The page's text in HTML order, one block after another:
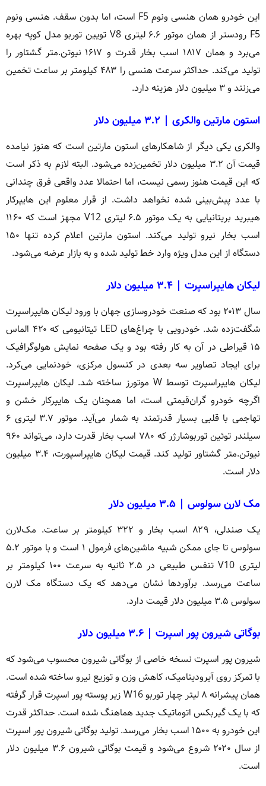
این خودرو همان هنسی ونوم F5 است، اما بدون سقف. هنسی ونوم
F5 رودستر از همان موتور ۶.۶ لیتری V8 تویین توربو مدل کوپه بهره
می‌برد و همان ۱۸۱۷ اسب بخار قدرت و ۱۶۱۷ نیوتن.متر گشتاور را
تولید می‌کند. حداکثر سرعت هنسی را ۴۸۳ کیلومتر بر ساعت تخمین
می‌زنند و ۳ میلیون دلار هزینه دارد.
استون مارتین والکری | ۳.۲ میلیون دلار
والکری یکی دیگر از شاهکارهای استون مارتین است که هنوز نیامده
قیمت آن ۳.۲ میلیون دلار تخمین‌زده می‌شود. البته لازم به ذکر است
که این قیمت هنوز رسمی نیست، اما احتمالا عدد واقعی فرق چندانی
با عدد پیش‌بینی شده نخواهد داشت. از قرار معلوم این هایپرکار
هیبرید بریتانیایی به یک موتور ۶.۵ لیتری V12 مجهز است که ۱۱۶۰
اسب بخار نیرو تولید می‌کند. استون مارتین اعلام کرده تنها ۱۵۰
دستگاه از این مدل ویژه وارد خط تولید شده و به بازار عرضه می‌شود.
لیکان هایپراسپرت | ۳.۴ میلیون دلار
سال ۲۰۱۳ بود که صنعت خودروسازی جهان با ورود لیکان هایپراسپرت
شگفت‌زده شد. خودرویی با چراغ‌های LED تیتانیومی که ۴۲۰ الماس
۱۵ قیراطی در آن به کار رفته بود و یک صفحه نمایش هولوگرافیک
برای ایجاد تصاویر سه بعدی در کنسول مرکزی، خودنمایی می‌کرد.
لیکان هایپراسپرت توسط W موتورز ساخته شد. لیکان هایپراسپرت
اگرچه خودرو گران‌قیمتی است، اما همچنان یک هایپرکار خشن و
تهاجمی با قلبی بسیار قدرتمند به شمار می‌آید. موتور ۳.۷ لیتری ۶
سیلندر توئین توربوشارژر که ۷۸۰ اسب بخار قدرت دارد، می‌تواند ۹۶۰
نیوتن.متر گشتاور تولید کند. قیمت لیکان هایپراسپورت، ۳.۴ میلیون
دلار است.
مک لارن سولوس | ۳.۵ میلیون دلار
یک صندلی، ۸۲۹ اسب بخار و ۳۲۲ کیلومتر بر ساعت. مک‌لارن
سولوس تا جای ممکن شبیه ماشین‌های فرمول ۱ است و با موتور ۵.۲
لیتری V10 تنفس طبیعی در ۲.۵ ثانیه به سرعت ۱۰۰ کیلومتر بر
ساعت می‌رسد. برآوردها نشان می‌دهد که یک دستگاه مک لارن
سولوس ۳.۵ میلیون دلار قیمت دارد.
بوگاتی شیرون پور اسپرت | ۳.۶ میلیون دلار
شیرون پور اسپرت نسخه خاصی از بوگاتی شیرون محسوب می‌شود که
با تمرکز روی آیرودینامیک، کاهش وزن و توزیع نیرو ساخته شده است.
همان پیشرانه ۸ لیتر چهار توربو W16 زیر پوسته پور اسپرت قرار گرفته
که با یک گیربکس اتوماتیک جدید هماهنگ شده است. حداکثر قدرت
این خودرو به ۱۵۰۰ اسب بخار می‌رسد. تولید بوگاتی شیرون پور اسپرت
از سال ۲۰۲۰ شروع می‌شود و قیمت بوگاتی شیرون ۳.۶ میلیون دلار
است.